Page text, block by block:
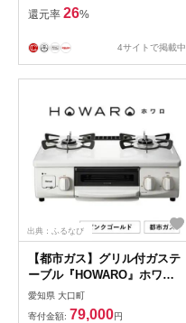
還元率 26%
4サイトで掲載中
出典：ふるなび
【都市ガス】グリル付ガステ
ーブル『HOWARO』ホワロ
(点火つまみ: ピンクゴールド)
幅56cm【1624001】
愛知県 大口町
寄付金額: 79,000円